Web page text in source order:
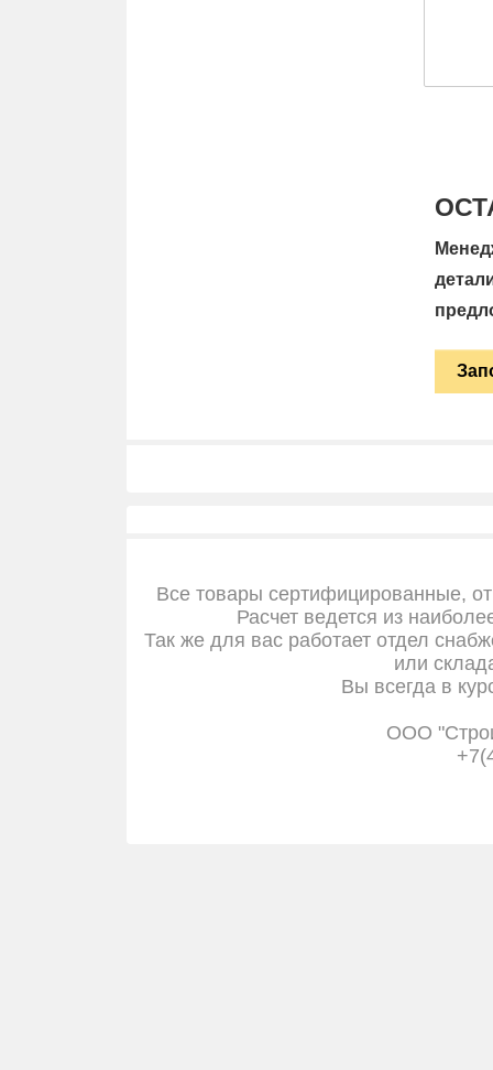
Все товары сертифицированные,
Расчет ведется из
Так же для вас работает отдел
или
Вы всегда в
ООО